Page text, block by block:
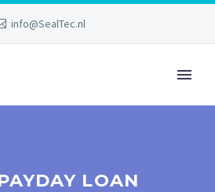
info@SealTec.nl
LOAN